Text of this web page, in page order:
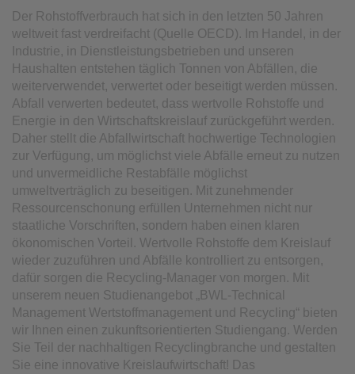
Der Rohstoffverbrauch hat sich in den letzten 50 Jahren
weltweit fast verdreifacht (Quelle OECD). Im Handel, in der
Industrie, in Dienstleistungsbetrieben und unseren
Haushalten entstehen täglich Tonnen von Abfällen, die
weiterverwendet, verwertet oder beseitigt werden müssen.
Abfall verwerten bedeutet, dass wertvolle Rohstoffe und
Energie in den Wirtschaftskreislauf zurückgeführt werden.
Daher stellt die Abfallwirtschaft hochwertige Technologien
zur Verfügung, um möglichst viele Abfälle erneut zu nutzen
und unvermeidliche Restabfälle möglichst
umweltverträglich zu beseitigen. Mit zunehmender
Ressourcenschonung erfüllen Unternehmen nicht nur
staatliche Vorschriften, sondern haben einen klaren
ökonomischen Vorteil. Wertvolle Rohstoffe dem Kreislauf
wieder zuzuführen und Abfälle kontrolliert zu entsorgen,
dafür sorgen die Recycling-Manager von morgen. Mit
unserem neuen Studienangebot „BWL-Technical
Management Wertstoffmanagement und Recycling“ bieten
wir Ihnen einen zukunftsorientierten Studiengang. Werden
Sie Teil der nachhaltigen Recyclingbranche und gestalten
Sie eine innovative Kreislaufwirtschaft! Das